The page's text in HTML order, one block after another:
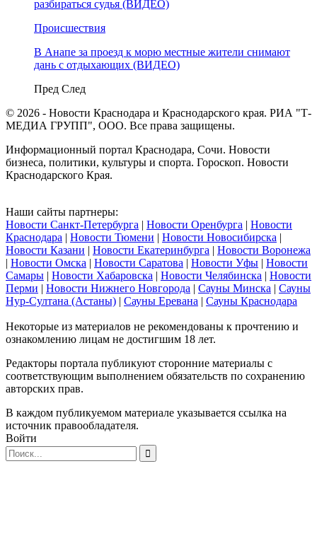
разбираться судья (ВИДЕО)
Происшествия
В Анапе за проезд к морю местные жители снимают
дань с отдыхающих (ВИДЕО)
Пред След
© 2026 - Новости Краснодара и Краснодарского края. РИА "Т-
МЕДИА ГРУПП", ООО. Все права защищены.
Информационный портал Краснодара, Сочи. Новости
бизнеса, политики, культуры и спорта. Гороскоп. Новости
Краснодарского Края.
Наши сайты партнеры:
Новости Санкт-Петербурга | Новости Оренбурга | Новости
Краснодара | Новости Тюмени | Новости Новосибирска |
Новости Казани | Новости Екатеринбурга | Новости Воронежа
| Новости Омска | Новости Саратова | Новости Уфы | Новости
Самары | Новости Хабаровска | Новости Челябинска | Новости
Перми | Новости Нижнего Новгорода | Сауны Минска | Сауны
Нур-Султана (Астаны) | Сауны Еревана | Сауны Краснодара
Некоторые из материалов не рекомендованы к прочтению и
ознакомлению лицам не достигшим 18 лет.
Редакторы портала публикуют сторонние материалы с
соответствующим выполнением обязательств по сохранению
авторских прав.
В каждом публикуемом материале указывается ссылка на
источник правообладателя.
Войти